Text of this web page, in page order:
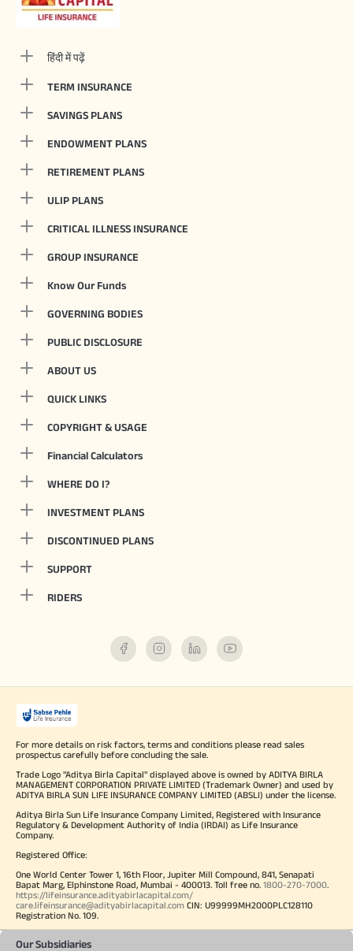
हिंदी में पढ़ें
TERM INSURANCE
SAVINGS PLANS
ENDOWMENT PLANS
RETIREMENT PLANS
ULIP PLANS
CRITICAL ILLNESS INSURANCE
GROUP INSURANCE
Know Our Funds
GOVERNING BODIES
PUBLIC DISCLOSURE
ABOUT US
QUICK LINKS
COPYRIGHT & USAGE
Financial Calculators
WHERE DO I?
INVESTMENT PLANS
DISCONTINUED PLANS
SUPPORT
RIDERS
For more details on risk factors, terms and conditions please read sales
prospectus carefully before concluding the sale.
Trade Logo "Aditya Birla Capital" displayed above is owned by ADITYA BIRLA
MANAGEMENT CORPORATION PRIVATE LIMITED (Trademark Owner) and used by
ADITYA BIRLA SUN LIFE INSURANCE COMPANY LIMITED (ABSLI) under the license.
Aditya Birla Sun Life Insurance Company Limited, Registered with Insurance
Regulatory & Development Authority of India (IRDAI) as Life Insurance
Company.
Registered Office:
One World Center Tower 1, 16th Floor, Jupiter Mill Compound, 841, Senapati
Bapat Marg, Elphinstone Road, Mumbai - 400013. Toll free no. 1800-270-7000.
https://lifeinsurance.adityabirlacapital.com/
care.lifeinsurance@adityabirlacapital.com CIN: U99999MH2000PLC128110
Registration No. 109.
Our Subsidiaries